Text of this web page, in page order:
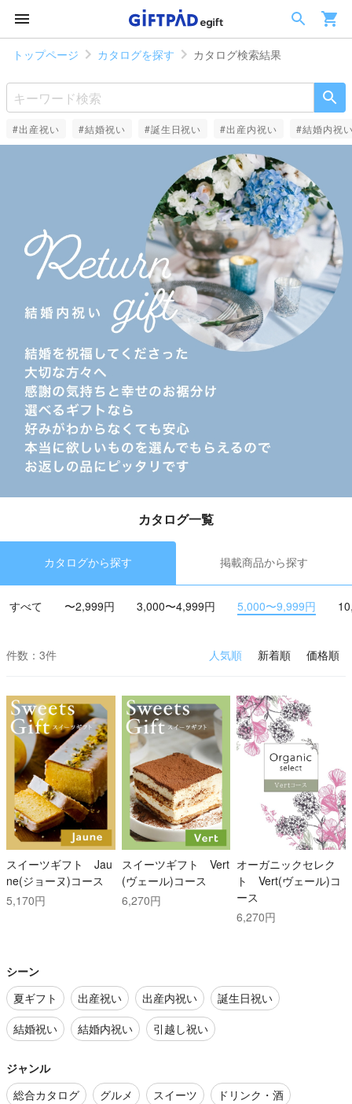
トップページ カタログを探す カタログ検索結果
#出産祝い #結婚祝い #誕生日祝い #出産内祝い #結婚内祝
カタログ一覧
カタログから探す 掲載商品から探す
すべて 〜2,999円 3,000〜4,999円 5,000〜9,999円
件数：3件 人気順 新着順 価格順
スイーツギフト Jau
ne(ジョーヌ)コース
5,170円
スイーツギフト Vert
(ヴェール)コース
6,270円
オーガニックセレク
ト Vert(ヴェール)コ
ース
6,270円
シーン
夏ギフト
出産祝い 出産内祝い
誕生日祝い
結婚祝い
結婚内祝い 引越し祝い
ジャンル
総合カタログ
グルメ スイーツ
ドリンク・酒